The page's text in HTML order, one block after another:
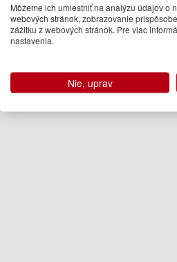
Môžeme ich umiestniť na analýzu údajov o
webových stránok, zobrazovanie
zážitku z webových stránok. Pre viac
nastavenia.
Nie, uprav